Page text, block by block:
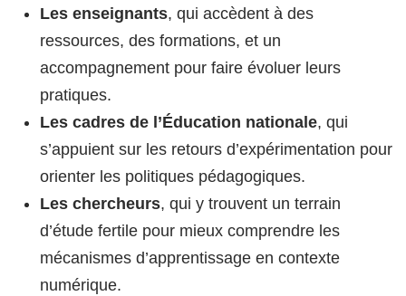
Les enseignants, qui accèdent à des
ressources, des formations, et un
accompagnement pour faire évoluer leurs
pratiques.
Les cadres de l’Éducation nationale, qui
s’appuient sur les retours d’expérimentation pour
orienter les politiques pédagogiques.
Les chercheurs, qui y trouvent un terrain
d’étude fertile pour mieux comprendre les
mécanismes d’apprentissage en contexte
numérique.